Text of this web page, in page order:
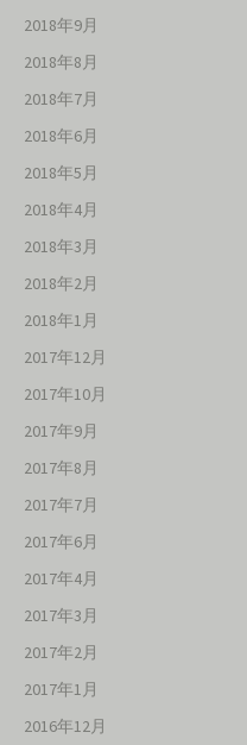
2018年9月
2018年8月
2018年7月
2018年6月
2018年5月
2018年4月
2018年3月
2018年2月
2018年1月
2017年12月
2017年10月
2017年9月
2017年8月
2017年7月
2017年6月
2017年4月
2017年3月
2017年2月
2017年1月
2016年12月